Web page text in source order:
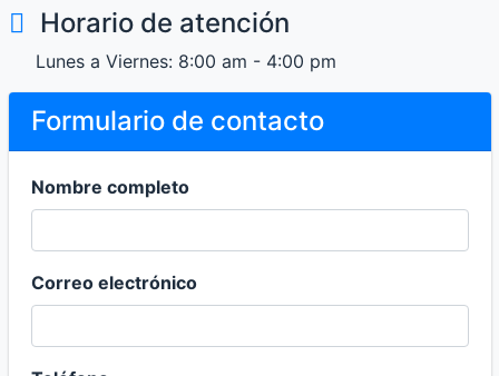
Horario de atención
Lunes a Viernes: 8:00 am - 4:00 pm
Formulario de contacto
Nombre completo
Correo electrónico